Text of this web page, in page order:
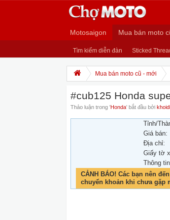
Motosaigon Mua bán moto
Tìm kiếm diễn đàn Sticked
Mua bán moto cũ - mới
#cub125 Honda
Thảo luận trong 'Honda' bắt đầu bởi
Tỉnh/
Giá bán:
Địa chỉ:
Giấy tờ
Thông
CẢNH BÁO! Các bạn nên
chuyển khoản khi chưa gặp